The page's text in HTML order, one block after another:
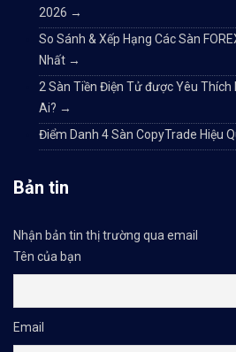
2026 →
So Sánh & Xếp Hạng Các Sàn
Nhất →
2 Sàn Tiền Điện Tử được Yêu Thích
Ai? →
Điểm Danh 4 Sàn CopyTrade Hiệu
Bản tin
Nhận bản tin thị trường qua email
Tên của bạn
Email